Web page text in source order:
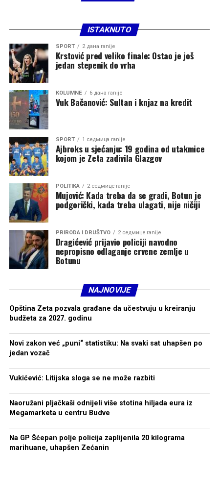
ISTAKNUTO
SPORT 2 дана ranije
Krstović pred veliko finale: Ostao je još
jedan stepenik do vrha
KOLUMNE 6 дана ranije
Vuk Bačanović: Sultan i knjaz na kredit
SPORT 1 седмица ranije
Ajbroks u sjećanju: 19 godina od utakmice
kojom je Zeta zadivila Glazgov
POLITIKA 2 седмице ranije
Mujović: Kada treba da se gradi, Botun je
podgorički, kada treba ulagati, nije ničiji
PRIRODA I DRUŠTVO 2 седмице ranije
Dragićević prijavio policiji navodno
nepropisno odlaganje crvene zemlje u
Botunu
NAJNOVIJE
Opština Zeta pozvala građane da učestvuju u kreiranju
budžeta za 2027. godinu
Novi zakon već „puni“ statistiku: Na svaki sat uhapšen po
jedan vozač
Vukićević: Litijska sloga se ne može razbiti
Naoružani pljačkaši odnijeli više stotina hiljada eura iz
Megamarketa u centru Budve
Na GP Šćepan polje policija zaplijenila 20 kilograma
marihuane, uhapšen Zećanin